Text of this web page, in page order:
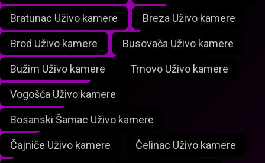
Bratunac Uživo kamere Breza Uživo kamere
Brod Uživo kamere Busovača Uživo kamere
Bužim Uživo kamere Trnovo Uživo kamere
Vogošća Uživo kamere
Bosanski Šamac Uživo kamere
Čajniče Uživo kamere Čelinac Uživo kamere